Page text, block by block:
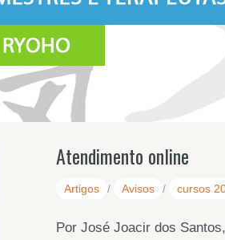
Atendimento online
Artigos / Avisos / cursos
Por José Joacir dos